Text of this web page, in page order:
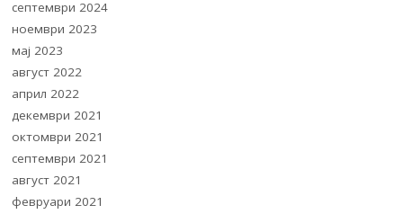
септември 2024
ноември 2023
мај 2023
август 2022
април 2022
декември 2021
октомври 2021
септември 2021
август 2021
февруари 2021